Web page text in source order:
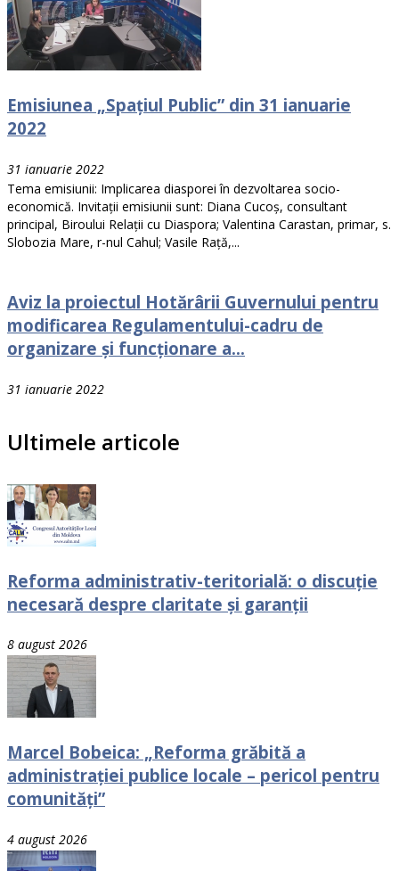
Emisiunea „Spațiul Public” din 31 ianuarie
2022
31 ianuarie 2022
Tema emisiunii: Implicarea diasporei în dezvoltarea socio-
economică. Invitații emisiunii sunt: Diana Cucoș, consultant
principal, Biroului Relații cu Diaspora; Valentina Carastan, primar, s.
Slobozia Mare, r-nul Cahul; Vasile Rață,...
Aviz la proiectul Hotărârii Guvernului pentru
modificarea Regulamentului-cadru de
organizare şi funcţionare a...
31 ianuarie 2022
Ultimele articole
Reforma administrativ-teritorială: o discuție
necesară despre claritate și garanții
8 august 2026
Marcel Bobeica: „Reforma grăbită a
administrației publice locale – pericol pentru
comunități”
4 august 2026